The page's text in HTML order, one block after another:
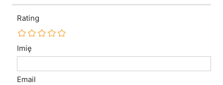
Rating
Imię
Email